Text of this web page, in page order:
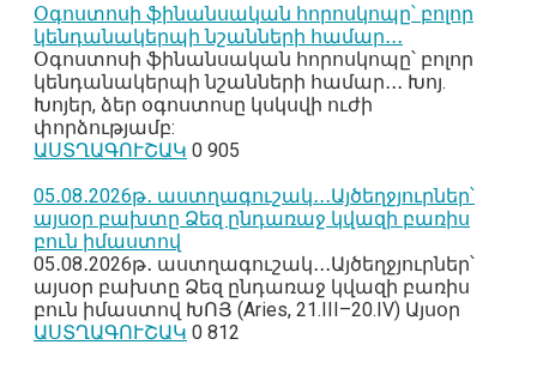
Օգոստոսի ֆինանսական հորոսկոպը՝ բոլոր
կենդանակերպի նշանների համար․․․
Օգոստոսի ֆինանսական հորոսկոպը՝ բոլոր
կենդանակերպի նշանների համար․․․ Խոյ.
Խոյեր, ձեր օգոստոսը կսկսվի ուժի
փորձությամբ:
ԱՍՏՂԱԳՈՒՇԱԿ 0 905
05․08․2026թ․ աստղագուշակ․․․Այծեղջյուրներ՝
այսօր բախտը Ձեզ ընդառաջ կվազի բառիս
բուն իմաստով
05․08․2026թ․ աստղագուշակ․․․Այծեղջյուրներ՝
այսօր բախտը Ձեզ ընդառաջ կվազի բառիս
բուն իմաստով ԽՈՅ (Aries, 21.III–20.IV) Այսօր
ԱՍՏՂԱԳՈՒՇԱԿ 0 812